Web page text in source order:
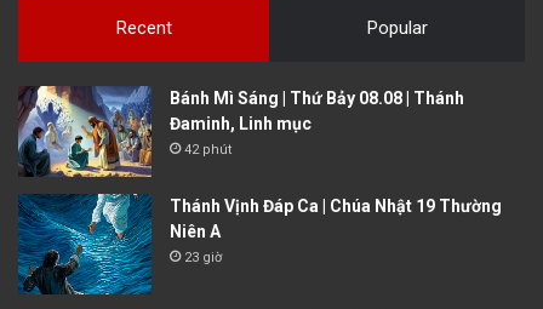
Recent Popular
Bánh Mì Sáng | Thứ Bảy 08.08 | Thánh
Đaminh, Linh mục
42 phút
Thánh Vịnh Đáp Ca | Chúa Nhật 19 Thường
Niên A
23 giờ